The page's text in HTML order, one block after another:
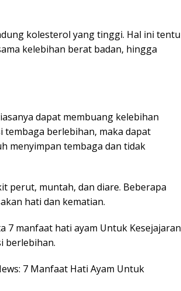
kolesterol yang tinggi. Hal ini tentu
kelebihan berat badan, hingga
dapat membuang kelebihan
tembaga berlebihan, maka dapat
menyimpan tembaga dan tidak
perut, muntah, dan diare. Beberapa
hati dan kematian.
manfaat hati ayam Untuk Kesejajaran
berlebihan.
7 Manfaat Hati Ayam Untuk